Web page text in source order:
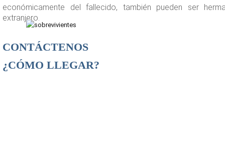
económicamente del fallecido, también pueden ser
extranjero.
CONTÁCTENOS
¿CÓMO LLEGAR?